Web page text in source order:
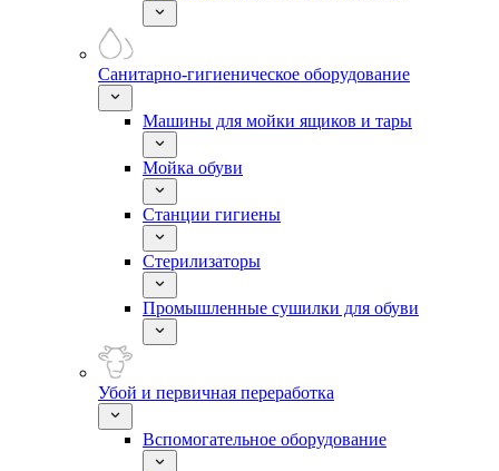
Санитарно-гигиеническое оборудование
Машины для мойки ящиков и тары
Мойка обуви
Станции гигиены
Стерилизаторы
Промышленные сушилки для обуви
Убой и первичная переработка
Вспомогательное оборудование